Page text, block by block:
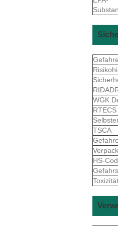
WGK
RTECS
TSCA
HS-
Toxizität